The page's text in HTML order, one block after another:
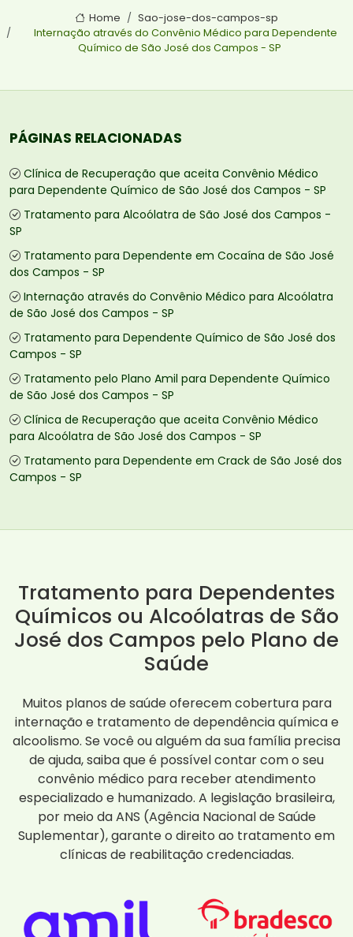
Home
Sao-jose-dos-campos-sp
Internação através do Convênio Médico para Dependente
Químico de São José dos Campos - SP
PÁGINAS RELACIONADAS
Clínica de Recuperação que aceita Convênio Médico
para Dependente Químico de São José dos Campos - SP
Tratamento para Alcoólatra de São José dos Campos -
SP
Tratamento para Dependente em Cocaína de São José
dos Campos - SP
Internação através do Convênio Médico para Alcoólatra
de São José dos Campos - SP
Tratamento para Dependente Químico de São José dos
Campos - SP
Tratamento pelo Plano Amil para Dependente Químico
de São José dos Campos - SP
Clínica de Recuperação que aceita Convênio Médico
para Alcoólatra de São José dos Campos - SP
Tratamento para Dependente em Crack de São José dos
Campos - SP
Tratamento para Dependentes
Químicos ou Alcoólatras de São
José dos Campos pelo Plano de
Saúde
Muitos planos de saúde oferecem cobertura para
internação e tratamento de dependência química e
alcoolismo. Se você ou alguém da sua família precisa
de ajuda, saiba que é possível contar com o seu
convênio médico para receber atendimento
especializado e humanizado. A legislação brasileira,
por meio da ANS (Agência Nacional de Saúde
Suplementar), garante o direito ao tratamento em
clínicas de reabilitação credenciadas.